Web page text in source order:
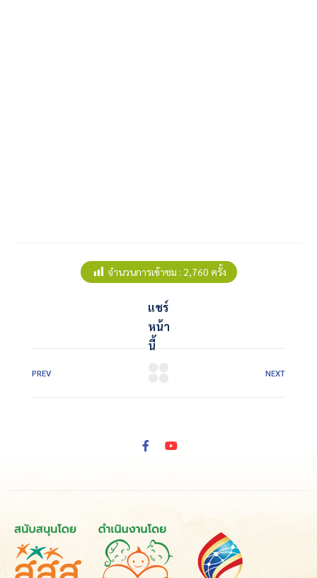
จำนวนการเข้าชม : 2,760 ครั้ง
แชร์
หน้า
นี้
PREV NEXT